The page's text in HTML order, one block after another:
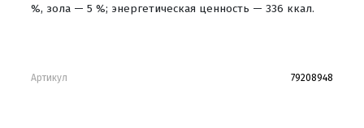
%, зола — 5 %; энергетическая ценность — 336 ккал.
Артикул 79208948